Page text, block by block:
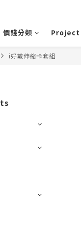
價錢分類 Project
i好戴伸縮卡套組